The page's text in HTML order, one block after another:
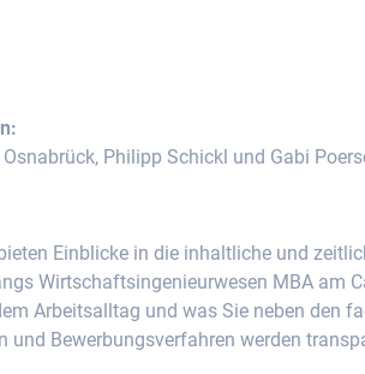
Philipp Schickl und Gabi
Einblicke in die inhaltliche und
Wirtschaftsingenieurwesen MBA am
Arbeitsalltag und was Sie neben den
und Bewerbungsverfahren werden